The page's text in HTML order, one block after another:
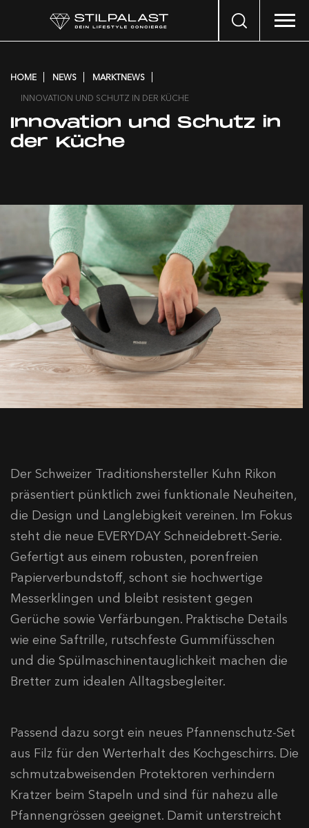
Search
HOME NEWS
MARKTNEWS
INNOVATION UND SCHUTZ IN DER KÜCHE
Innovation und Schutz in
der Küche
Der Schweizer Traditionshersteller Kuhn Rikon
präsentiert pünktlich zwei funktionale Neuheiten,
die Design und Langlebigkeit vereinen. Im Fokus
steht die neue EVERYDAY Schneidebrett-Serie.
Gefertigt aus einem robusten, porenfreien
Papierverbundstoff, schont sie hochwertige
Messerklingen und bleibt resistent gegen
Gerüche sowie Verfärbungen. Praktische Details
wie eine Saftrille, rutschfeste Gummifüsschen
und die Spülmaschinentauglichkeit machen die
Bretter zum idealen Alltagsbegleiter.
Passend dazu sorgt ein neues Pfannenschutz-Set
aus Filz für den Werterhalt des Kochgeschirrs. Die
schmutzabweisenden Protektoren verhindern
Kratzer beim Stapeln und sind für nahezu alle
Pfannengrössen geeignet. Damit unterstreicht